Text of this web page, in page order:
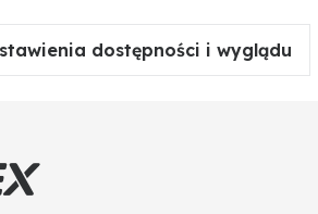
dostępności i wyglądu